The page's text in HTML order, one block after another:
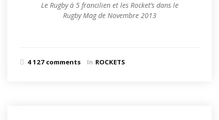
Le Rugby à 5 francilien et les Rocket’s dans le
Rugby Mag de Novembre 2013
4 127 comments In ROCKETS